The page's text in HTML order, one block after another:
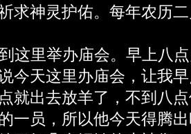
求神灵护佑。每年农历
这里举办庙会。早上八
今天这里办庙会，让我
就出去放羊了，不到八
一员，所以他今天得腾